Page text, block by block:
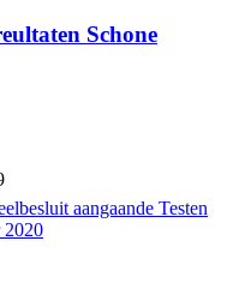
Schone
aangaande Testen
2020